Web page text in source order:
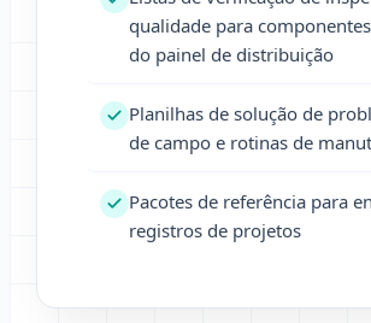
qualidade para
do painel de distribuição
Planilhas de solução de
de campo e rotinas de
Pacotes de referência para
registros de projetos